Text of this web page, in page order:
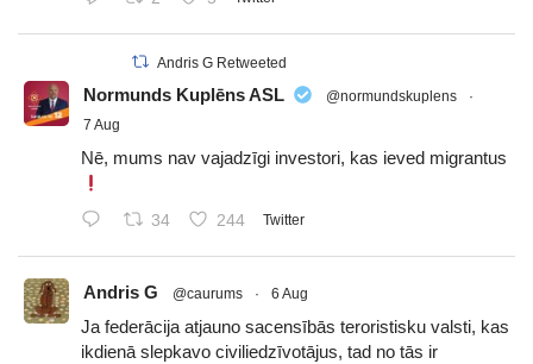
Andris G Retweeted
Normunds Kuplēns ASL @normundskuplens
·
7 Aug
Nē, mums nav vajadzīgi investori, kas ieved migrantus
34 244 Twitter
Andris G @caurums · 6 Aug
Ja federācija atjauno sacensībās teroristisku valsti, kas
ikdienā slepkavo civiliedzīvotājus, tad no tās ir